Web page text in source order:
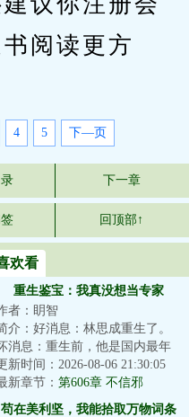
阅读更方
4 5 下—页
下一章
回顶部↑
欢看
重生鉴宝：我真没想当专家
者：眀智
介：好消息：林思成重生了。
消息：重生前，他是国内最年
的考古学家，文物鉴定、保护
修复等学科带...
新时间：2026-08-06 21:30:05
新章节： 第606章 不信邪
苟在美利坚，我能拾取万物词条